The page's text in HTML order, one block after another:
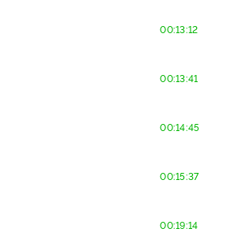
00:13:12
00:13:41
00:14:45
00:15:37
00:19:14